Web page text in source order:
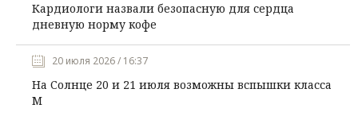
Кардиологи назвали безопасную для сердца
дневную норму кофе
20 июля 2026 / 16:37
На Солнце 20 и 21 июля возможны вспышки класса
М